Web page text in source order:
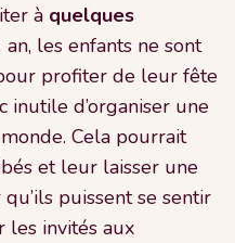
à quelques
les enfants ne sont
profiter de leur fête
inutile d’organiser une
Cela pourrait
et leur laisser une
puissent se sentir
les invités aux